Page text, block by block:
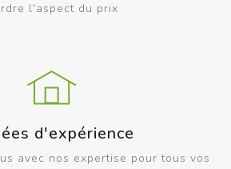
l'aspect du prix
d'expérience
avec nos expertise pour tous vos